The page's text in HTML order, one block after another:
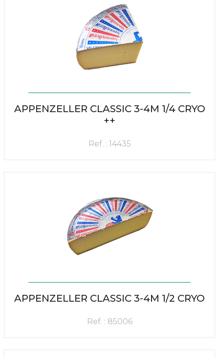
APPENZELLER CLASSIC 3-4M 1/4 CRYO
++
Ref. : 14435
APPENZELLER CLASSIC 3-4M 1/2 CRYO
Ref. : 85006